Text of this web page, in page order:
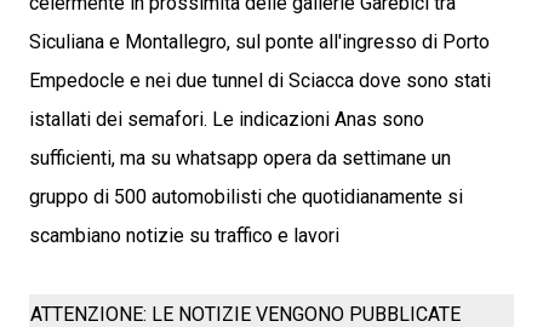
Siculiana e Montallegro, sul ponte all'ingresso di Porto
Empedocle e nei due tunnel di Sciacca dove sono stati
istallati dei semafori. Le indicazioni Anas sono
sufficienti, ma su whatsapp opera da settimane un
gruppo di 500 automobilisti che quotidianamente si
scambiano notizie su traffico e lavori
ATTENZIONE: LE NOTIZIE VENGONO PUBBLICATE